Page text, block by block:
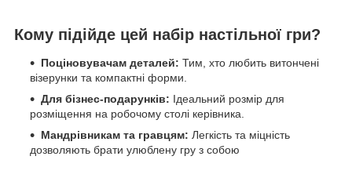
Кому підійде цей набір настільної гри?
Поціновувачам деталей: Тим, хто любить витончені
візерунки та компактні форми.
Для бізнес-подарунків: Ідеальний розмір для
розміщення на робочому столі керівника.
Мандрівникам та гравцям: Легкість та міцність
дозволяють брати улюблену гру з собою